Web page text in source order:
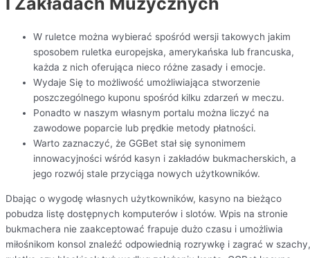
W ruletce można wybierać spośród wersji takowych jakim
sposobem ruletka europejska, amerykańska lub francuska,
każda z nich oferująca nieco różne zasady i emocje.
Wydaje Się to możliwość umożliwiająca stworzenie
poszczególnego kuponu spośród kilku zdarzeń w meczu.
Ponadto w naszym własnym portalu można liczyć na
zawodowe poparcie lub prędkie metody płatności.
Warto zaznaczyć, że GGBet stał się synonimem
innowacyjności wśród kasyn i zakładów bukmacherskich, a
jego rozwój stale przyciąga nowych użytkowników.
Dbając o wygodę własnych użytkowników, kasyno na bieżąco
pobudza listę dostępnych komputerów i slotów. Wpis na stronie
bukmachera nie zaakceptować frapuje dużo czasu i umożliwia
miłośnikom konsol znaleźć odpowiednią rozrywkę i zagrać w szachy,